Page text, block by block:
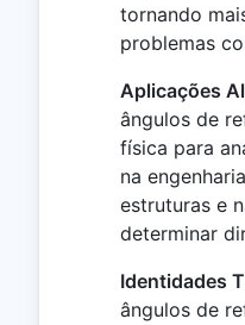
tornando
problemas
Aplicações
ângulos de
física para
na
estruturas e
determinar
Identidades
ângulos de